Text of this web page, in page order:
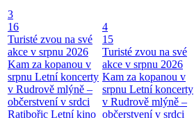
3
16
Turisté zvou na své
akce v srpnu 2026
Kam za kopanou v
srpnu Letní koncerty
v Rudrově mlýně –
občerstvení v srdci
Ratibořic Letní kino
4
15
Turisté zvou na své
akce v srpnu 2026
Kam za kopanou v
srpnu Letní koncerty
v Rudrově mlýně –
občerstvení v srdci